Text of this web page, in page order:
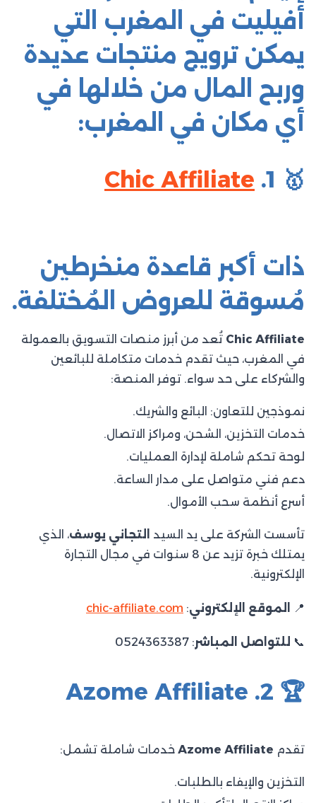
أفيليت في المغرب التي
يمكن ترويج منتجات عديدة
وربح المال من خلالها في
أي مكان في المغرب:
🥇 1.
Chic Affiliate
ذات أكبر قاعدة منخرطين
مُسوقة للعروض المُختلفة.
Chic Affiliate تُعد من أبرز منصات التسويق بالعمولة
في المغرب، حيث تقدم خدمات متكاملة للبائعين
والشركاء على حد سواء. توفر المنصة:​
نموذجين للتعاون: البائع والشريك.
خدمات التخزين، الشحن، ومراكز الاتصال.
لوحة تحكم شاملة لإدارة العمليات.
دعم فني متواصل على مدار الساعة.​
أسرع أنظمة سحب الأموال.
تأسست الشركة على يد السيد التجاني يوسف، الذي
يمتلك خبرة تزيد عن 8 سنوات في مجال التجارة
الإلكترونية.​
📍 الموقع الإلكتروني:
chic-affiliate.com
📞 للتواصل المباشر: 0524363387
🏆 2. Azome Affiliate
تقدم Azome Affiliate خدمات شاملة تشمل:​
التخزين والإيفاء بالطلبات.